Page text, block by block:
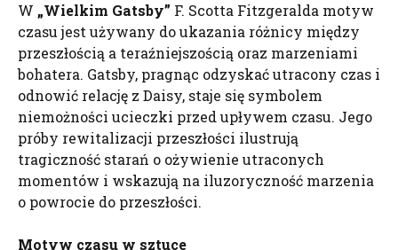
W „Wielkim Gatsby” F. Scotta Fitzgeralda motyw
czasu jest używany do ukazania różnicy między
przeszłością a teraźniejszością oraz marzeniami
bohatera. Gatsby, pragnąc odzyskać utracony czas i
odnowić relację z Daisy, staje się symbolem
niemożności ucieczki przed upływem czasu. Jego
próby rewitalizacji przeszłości ilustrują
tragiczność starań o ożywienie utraconych
momentów i wskazują na iluzoryczność marzenia
o powrocie do przeszłości.
Motyw czasu w sztuce